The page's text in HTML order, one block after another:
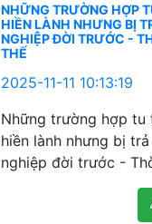
NHỮNG TRƯỜNG HỢP
HIỀN LÀNH NHƯNG BỊ
NGHIỆP ĐỜI TRƯỚC -
THẾ
2025-11-11 10:13:19
Những trường hợp tu
hiền lành nhưng bị
nghiệp đời trước -